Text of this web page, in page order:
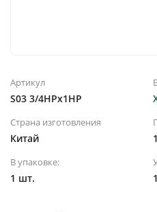
Артикул
S03 3/4НРх1НР
Страна изготовления
Китай
В упаковке:
1 шт.